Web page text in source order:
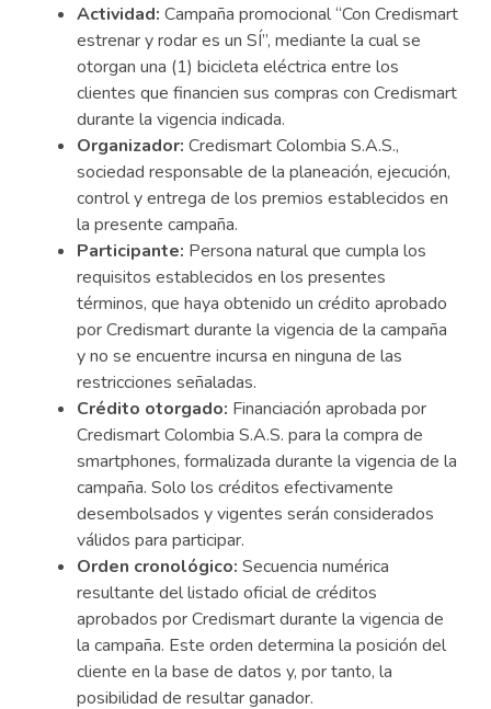
Actividad: Campaña promocional “Con Credismart
estrenar y rodar es un SÍ”, mediante la cual se
otorgan una (1) bicicleta eléctrica entre los
clientes que financien sus compras con Credismart
durante la vigencia indicada.
Organizador: Credismart Colombia S.A.S.,
sociedad responsable de la planeación, ejecución,
control y entrega de los premios establecidos en
la presente campaña.
Participante: Persona natural que cumpla los
requisitos establecidos en los presentes
términos, que haya obtenido un crédito aprobado
por Credismart durante la vigencia de la campaña
y no se encuentre incursa en ninguna de las
restricciones señaladas.
Crédito otorgado: Financiación aprobada por
Credismart Colombia S.A.S. para la compra de
smartphones, formalizada durante la vigencia de la
campaña. Solo los créditos efectivamente
desembolsados y vigentes serán considerados
válidos para participar.
Orden cronológico: Secuencia numérica
resultante del listado oficial de créditos
aprobados por Credismart durante la vigencia de
la campaña. Este orden determina la posición del
cliente en la base de datos y, por tanto, la
posibilidad de resultar ganador.